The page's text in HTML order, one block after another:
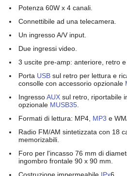
Potenza 60W x 4 canali.
Connettibile ad una telecamera.
Un ingresso A/V input.
Due ingressi video.
3 uscite pre-amp: anteriore, retro e
Porta USB sul retro per lettura e
consolle con accessorio opzionale
IngressoAUX sul retro, riportabile
opzionale MUSB35
Formati di lettura: MP4, MP3 e
Radio FM/AM sintetizzata con 18
memorizabili.
Foro per l'incasso 76 mm di
ingombro frontale 90 x 90 mm.
Costruzione impermeabile IPx6.